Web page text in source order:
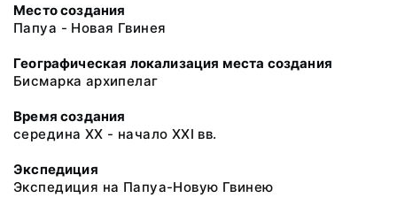
Место создания
Папуа - Новая Гвинея
Географическая локализация места создания
Бисмарка архипелаг
Время создания
середина XX - начало XXI вв.
Экспедиция
Экспедиция на Папуа-Новую Гвинею